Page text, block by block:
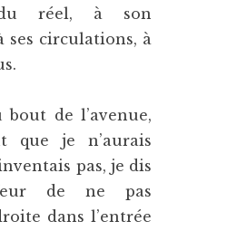
réel, à son
ses circulations, à
de l’avenue,
que je n’aurais
pas, je dis
de ne pas
dans l’entrée